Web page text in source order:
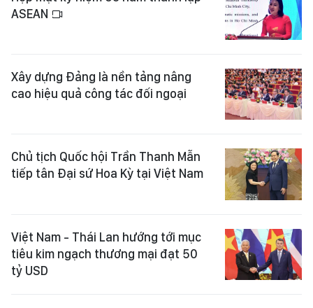
ASEAN
Xây dựng Đảng là nền tảng nâng
cao hiệu quả công tác đối ngoại
Chủ tịch Quốc hội Trần Thanh Mẫn
tiếp tân Đại sứ Hoa Kỳ tại Việt Nam
Việt Nam - Thái Lan hướng tới mục
tiêu kim ngạch thương mại đạt 50
tỷ USD